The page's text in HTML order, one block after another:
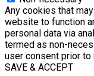
Any cookies that
website to function
personal data via
termed as non-
user consent prior
SAVE & ACCEPT